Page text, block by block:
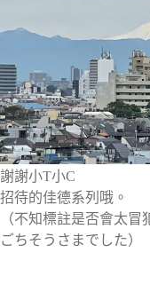
謝謝小T小C
招待的佳德系列哦。
（不知標註是否會太冒
ごちそうさまでした）